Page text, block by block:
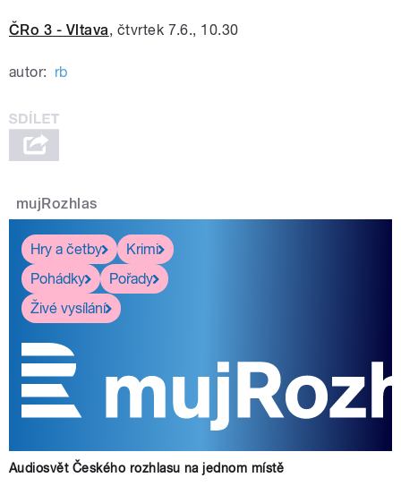
ČRo 3 - Vltava, čtvrtek 7.6., 10.30
autor: rb
mujRozhlas
Hry a četby
Krimi
Pohádky
Pořady
Živé vysílání
Audiosvět Českého rozhlasu na jednom místě